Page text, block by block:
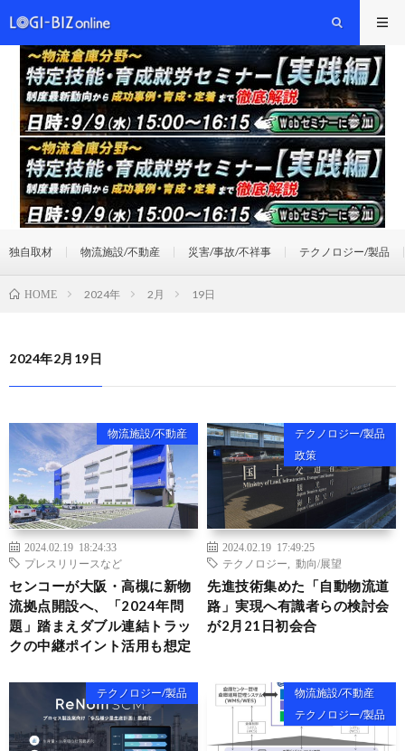
独自取材 物流施設/不動産 災害/事故/不祥事 テクノロジー/製品
HOME 2024年 2月 19日
2024年2月19日
物流施設/不動産
2024.02.19 18:24:33
プレスリリースなど
センコーが大阪・高槻に新物
流拠点開設へ、「2024年問
題」踏まえダブル連結トラッ
クの中継ポイント活用も想定
テクノロジー/製品
政策
2024.02.19 17:49:25
テクノロジー
動向/展望
先進技術集めた「自動物流道
路」実現へ有識者らの検討会
が2月21日初会合
テクノロジー/製品
物流施設/不動産
テクノロジー/製品